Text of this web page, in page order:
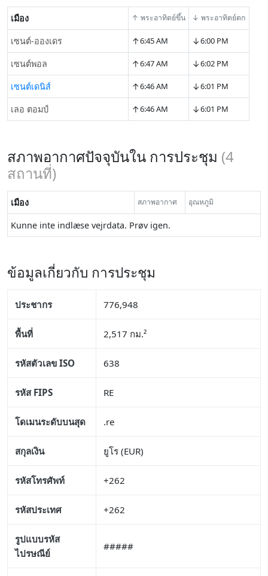
เมือง ↑ พระอาทิตย์ขึ้น ↓ พระอาทิตย์ตก
เซนต์-อองเดร ↑6:45 AM ↓6:00 PM
เซนต์พอล ↑6:47 AM ↓6:02 PM
เซนต์เดนิส์ ↑6:46 AM ↓6:01 PM
เลอ ตอมป์ ↑6:46 AM ↓6:01 PM
สภาพอากาศปัจจุบันใน การประชุม (4
สถานที่)
เมือง สภาพอากาศ อุณหภูมิ
Kunne inte indlæse vejrdata. Prøv igen.
ข้อมูลเกี่ยวกับ การประชุม
ประชากร 776,948
พื้นที่ 2,517 กม.²
รหัสตัวเลข ISO 638
รหัส FIPS RE
โดเมนระดับบนสุด .re
สกุลเงิน ยูโร (EUR)
รหัสโทรศัพท์ +262
รหัสประเทศ +262
รูปแบบรหัส
ไปรษณีย์
#####